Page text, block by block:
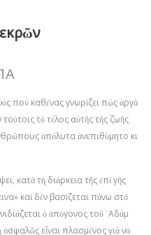
πού καθένας γνωρίζει πώς ἀργά
τό τέλος αὐτῆς τῆς ζωῆς
ἀπόλυτα ἀνεπιθύμητο κι
κατά τή διάρκεια τῆς ἐπί γῆς
καί δέν βασίζεται πάνω στό
ὁ ἀπόγονος τοῦ ᾿Αδάμ
εἶναι πλασμένος γιά νά